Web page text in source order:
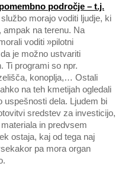
področje – t.j.
morajo voditi ljudje, ki
ampak na terenu. Na
voditi »pilotni
je možno ustvariti
Ti programi so npr.
konoplja,… Ostali
na teh kmetijah ogledali
uspešnosti dela. Ljudem bi
sredstev za investicijo,
in predvsem
ostaja, kaj od tega naj
pa mora organ